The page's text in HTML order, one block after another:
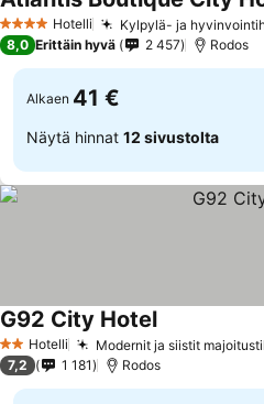
4 Tähtiluokitus
Hotelli Kylpylä- ja
8,0 Erittäin hyvä 2 457 Rodos
Alkaen 41 €
Näytä hinnat 12 sivustolta
2 Tähtiluokitus
Hotelli Modernit ja siistit
G92 City Hotel
7,2 1 181 Rodos